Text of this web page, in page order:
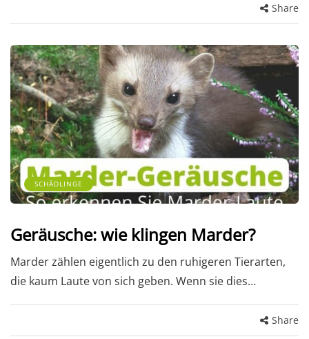
Share
SCHÄDLINGE
Geräusche: wie klingen Marder?
Marder zählen eigentlich zu den ruhigeren Tierarten,
die kaum Laute von sich geben. Wenn sie dies…
Share